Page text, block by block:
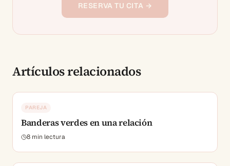
RESERVA TU CITA →
Artículos relacionados
PAREJA
Banderas verdes en una relación
8 min lectura